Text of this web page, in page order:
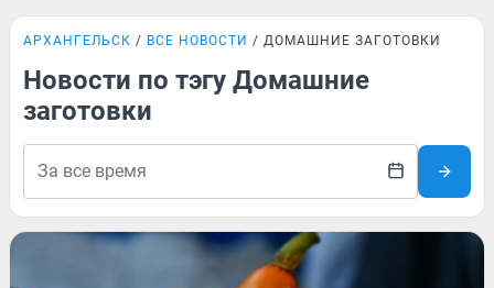
АРХАНГЕЛЬСК ВСЕ НОВОСТИ ДОМАШНИЕ ЗАГОТОВКИ
Новости по тэгу Домашние
заготовки